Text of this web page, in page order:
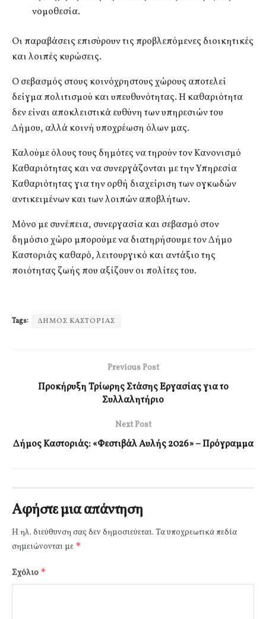
νομοθεσία.
Οι παραβάσεις επισύρουν τις προβλεπόμενες διοικητικές
και λοιπές κυρώσεις.
Ο σεβασμός στους κοινόχρηστους χώρους αποτελεί
δείγμα πολιτισμού και υπευθυνότητας. Η καθαριότητα
δεν είναι αποκλειστικά ευθύνη των υπηρεσιών του
Δήμου, αλλά κοινή υποχρέωση όλων μας.
Καλούμε όλους τους δημότες να τηρούν τον Κανονισμό
Καθαριότητας και να συνεργάζονται με την Υπηρεσία
Καθαριότητας για την ορθή διαχείριση των ογκωδών
αντικειμένων και των λοιπών αποβλήτων.
Μόνο με συνέπεια, συνεργασία και σεβασμό στον
δημόσιο χώρο μπορούμε να διατηρήσουμε τον Δήμο
Καστοριάς καθαρό, λειτουργικό και αντάξιο της
ποιότητας ζωής που αξίζουν οι πολίτες του.
Tags: ΔΗΜΟΣ ΚΑΣΤΟΡΙΑΣ
Previous Post
Προκήρυξη Τρίωρης Στάσης Εργασίας για το
Συλλαλητήριο
Next Post
Δήμος Καστοριάς: «Φεστιβάλ Αυλής 2026» – Πρόγραμμα
Αφήστε μια απάντηση
Η ηλ. διεύθυνση σας δεν δημοσιεύεται. Τα υποχρεωτικά πεδία
σημειώνονται με *
Σχόλιο *